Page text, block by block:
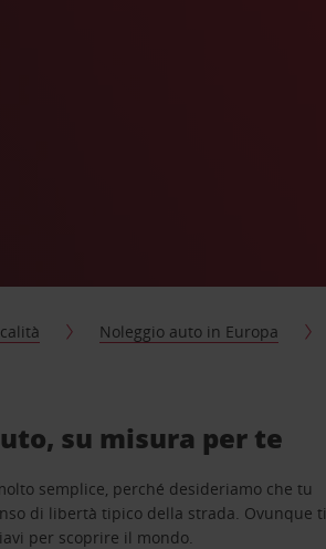
Noleggio auto in Europa
su misura per te
semplice, perché desideriamo che tu
di libertà tipico della strada. Ovunque ti
per scoprire il mondo.